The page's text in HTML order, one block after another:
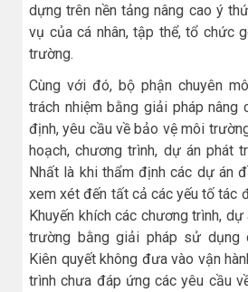
dựng trên nền tảng nâng cao ý
vụ của cá nhân, tập thể, tổ chức
trường.
Cùng với đó, bộ phận chuyên
trách nhiệm bằng giải pháp nâng
định, yêu cầu về bảo vệ môi
hoạch, chương trình, dự án phát
Nhất là khi thẩm định các dự án
xem xét đến tất cả các yếu tố tác
Khuyến khích các chương trình,
trường bằng giải pháp sử dụng
Kiên quyết không đưa vào vận
trình chưa đáp ứng các yêu cầu